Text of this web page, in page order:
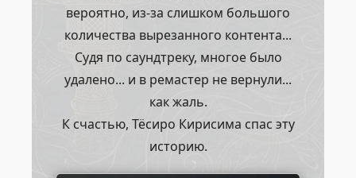
вероятно, из-за слишком большого
количества вырезанного контента...
Судя по саундтреку, многое было
удалено... и в ремастер не вернули...
как жаль.
К счастью, Тёсиро Кирисима спас эту
историю.